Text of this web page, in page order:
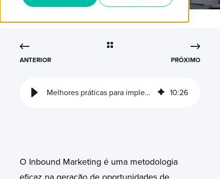
ANTERIOR PRÓXIMO
Melhores práticas para implementação HubSpot e Inbound 10:26
O Inbound Marketing é uma metodologia
eficaz na geração de oportunidades de